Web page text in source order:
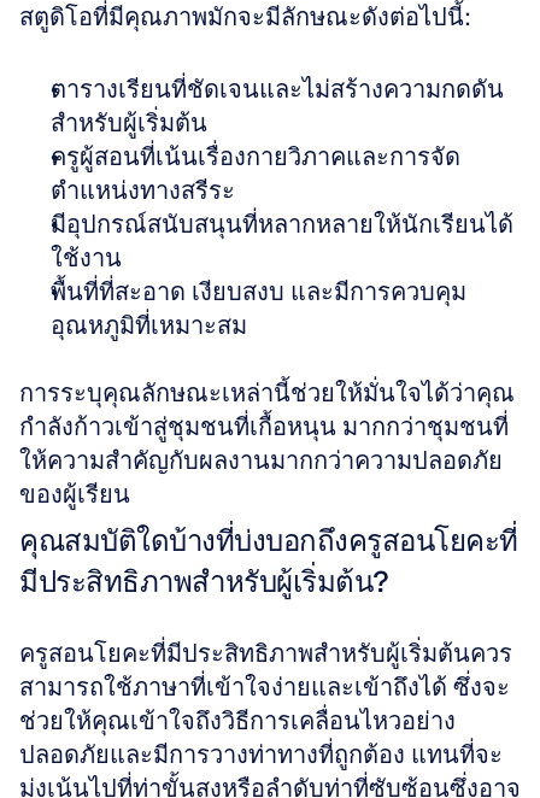
สตูดิโอที่มีคุณภาพมักจะมีลักษณะดังต่อไปนี้:
ตารางเรียนที่ชัดเจนและไม่สร้างความกดดัน
สำหรับผู้เริ่มต้น
ครูผู้สอนที่เน้นเรื่องกายวิภาคและการจัด
ตำแหน่งทางสรีระ
มีอุปกรณ์สนับสนุนที่หลากหลายให้นักเรียนได้
ใช้งาน
พื้นที่ที่สะอาด เงียบสงบ และมีการควบคุม
อุณหภูมิที่เหมาะสม
การระบุคุณลักษณะเหล่านี้ช่วยให้มั่นใจได้ว่าคุณ
กำลังก้าวเข้าสู่ชุมชนที่เกื้อหนุน มากกว่าชุมชนที่
ให้ความสำคัญกับผลงานมากกว่าความปลอดภัย
ของผู้เรียน
คุณสมบัติใดบ้างที่บ่งบอกถึงครูสอนโยคะที่
มีประสิทธิภาพสำหรับผู้เริ่มต้น?
ครูสอนโยคะที่มีประสิทธิภาพสำหรับผู้เริ่มต้นควร
สามารถใช้ภาษาที่เข้าใจง่ายและเข้าถึงได้ ซึ่งจะ
ช่วยให้คุณเข้าใจถึงวิธีการเคลื่อนไหวอย่าง
ปลอดภัยและมีการวางท่าทางที่ถูกต้อง แทนที่จะ
มุ่งเน้นไปที่ท่าขั้นสูงหรือลำดับท่าที่ซับซ้อนซึ่งอาจ